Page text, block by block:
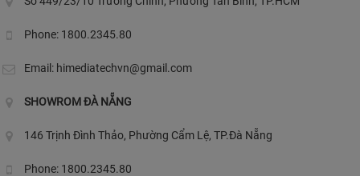
Phone: 1800.2345.80
Email: himediatechvn@gmail.com
SHOWROM ĐÀ NẴNG
146 Trịnh Đình Thảo, Phường Cẩm Lệ, TP.Đà Nẵng
Phone: 1800.2345.80